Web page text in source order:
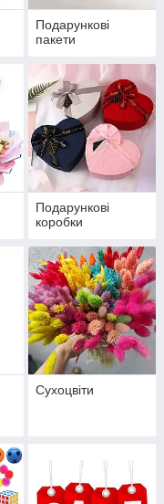
Подарункові
пакети
Подарункові
коробки
Сухоцвіти